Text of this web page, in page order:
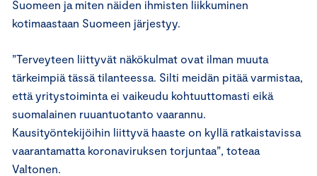
Suomeen ja miten näiden ihmisten liikkuminen
kotimaastaan Suomeen järjestyy.
”Terveyteen liittyvät näkökulmat ovat ilman muuta
tärkeimpiä tässä tilanteessa. Silti meidän pitää varmistaa,
että yritystoiminta ei vaikeudu kohtuuttomasti eikä
suomalainen ruuantuotanto vaarannu.
Kausityöntekijöihin liittyvä haaste on kyllä ratkaistavissa
vaarantamatta koronaviruksen torjuntaa”, toteaa
Valtonen.